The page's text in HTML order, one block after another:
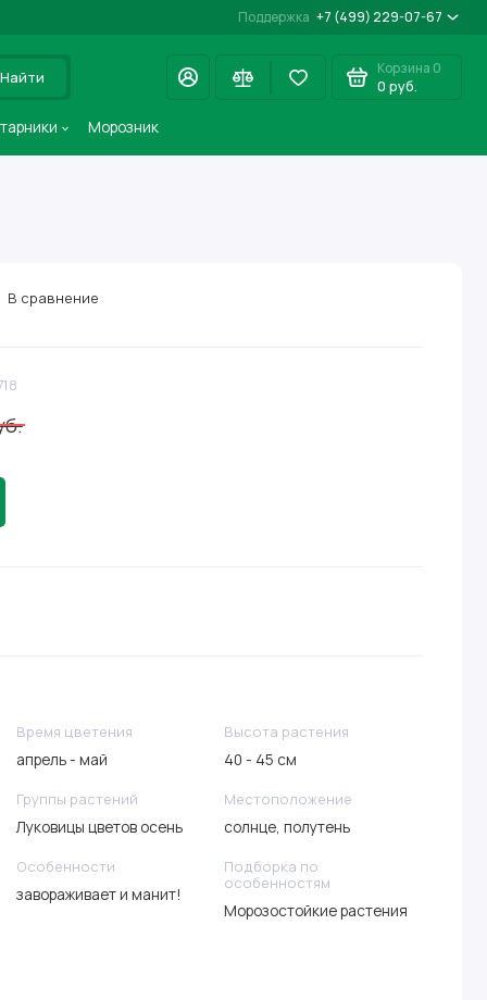
Поддержка +7 (499) 229-07-67
Найти Корзина 0
0 руб.
Морозник
В сравнение
Время цветения
апрель - май
Высота растения
40 - 45 см
Группы растений
Луковицы цветов осень
Местоположение
солнце, полутень
Особенности
завораживает и манит!
Подборка по
особенностям
Морозостойкие растения